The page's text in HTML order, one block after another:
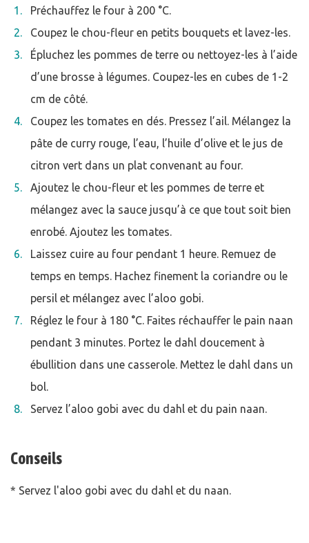
Préchauffez le four à 200 °C.
Coupez le chou-fleur en petits bouquets et lavez-les.
Épluchez les pommes de terre ou nettoyez-les à l’aide
d’une brosse à légumes. Coupez-les en cubes de 1-2
cm de côté.
Coupez les tomates en dés. Pressez l’ail. Mélangez la
pâte de curry rouge, l’eau, l’huile d’olive et le jus de
citron vert dans un plat convenant au four.
Ajoutez le chou-fleur et les pommes de terre et
mélangez avec la sauce jusqu’à ce que tout soit bien
enrobé. Ajoutez les tomates.
Laissez cuire au four pendant 1 heure. Remuez de
temps en temps. Hachez finement la coriandre ou le
persil et mélangez avec l’aloo gobi.
Réglez le four à 180 °C. Faites réchauffer le pain naan
pendant 3 minutes. Portez le dahl doucement à
ébullition dans une casserole. Mettez le dahl dans un
bol.
Servez l’aloo gobi avec du dahl et du pain naan.
Conseils
* Servez l'aloo gobi avec du dahl et du naan.